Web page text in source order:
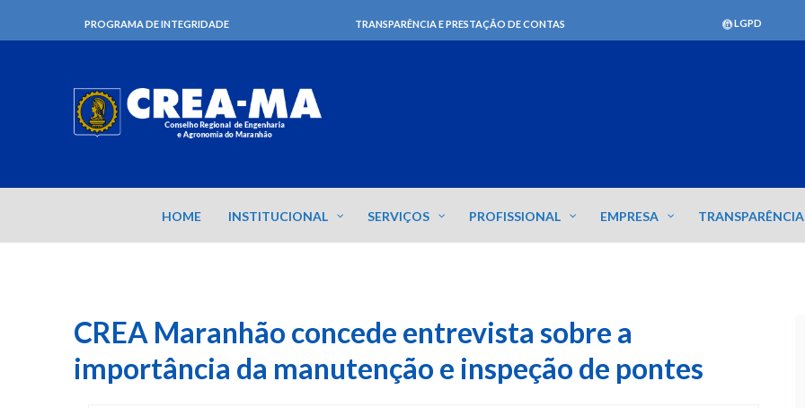
PROGRAMA DE INTEGRIDADE TRANSPARÊNCIA E PRESTAÇÃO DE CONTAS LGPD
HOME INSTITUCIONAL SERVIÇOS PROFISSIONAL EMPRESA TRANSPARÊNCIA
CREA Maranhão concede entrevista sobre a
importância da manutenção e inspeção de pontes